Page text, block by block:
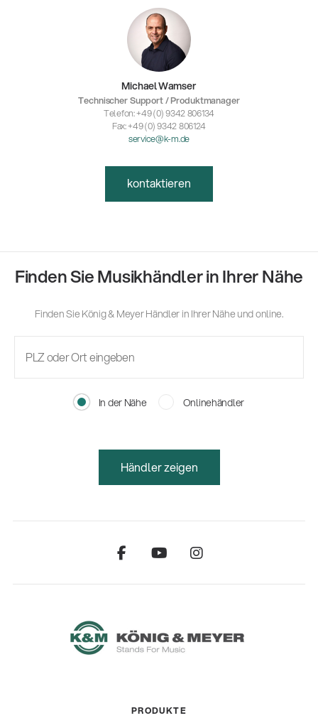
Michael Wamser
Technischer Support / Produktmanager
Telefon: +49 (0) 9342 806134
Fax: +49 (0) 9342 806124
service@k-m.de
kontaktieren
Finden Sie Musikhändler in Ihrer Nähe
Finden Sie König & Meyer Händler in Ihrer Nähe und online.
In der Nähe Onlinehändler
Händler zeigen
PRODUKTE